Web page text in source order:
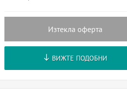
Изтекла оферта
ВИЖТЕ ПОДОБНИ